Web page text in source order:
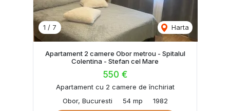
1 / 7 Harta
Apartament 2 camere Obor metrou - Spitalul
Colentina - Stefan cel Mare
550 €
Apartament cu 2 camere de închiriat
Obor, Bucuresti
54 mp 1982